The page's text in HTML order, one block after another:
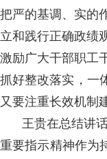
把严的基调、实的
立和践行正确政绩
激励广大干部职工
抓好整改落实，一
又要注重长效机制
王贵在总结讲
重要指示精神作为